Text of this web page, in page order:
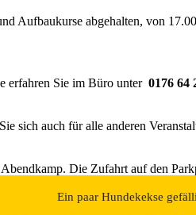
Ein paar Hundekekse
Aufbaukurse abgehalten, von
erfahren Sie im Büro unter 0176 64
sich auch für alle anderen
Die Zufahrt auf den